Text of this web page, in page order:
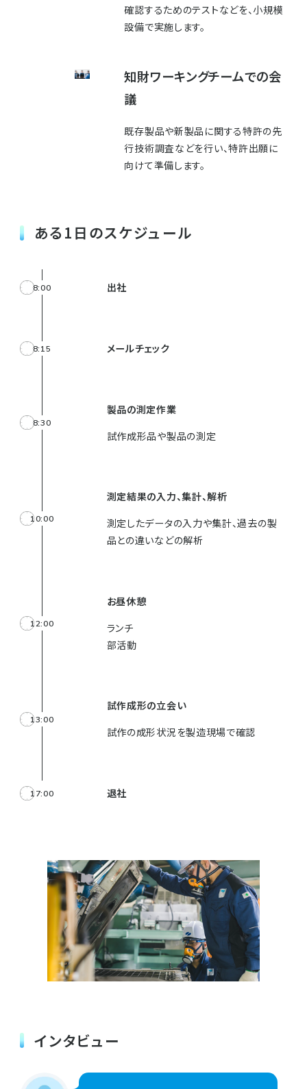
確認するためのテストなどを、小規模
設備で実施します。
知財ワーキングチームでの会
議
既存製品や新製品に関する特許の先
行技術調査などを行い、特許出願に
向けて準備します。
ある1日のスケジュール
8:00 出社
8:15 メールチェック
8:30
製品の測定作業
試作成形品や製品の測定
10:00
測定結果の入力、集計、解析
測定したデータの入力や集計、過去の製
品との違いなどの解析
12:00
お昼休憩
ランチ
部活動
13:00
試作成形の立会い
試作の成形状況を製造現場で確認
17:00 退社
インタビュー